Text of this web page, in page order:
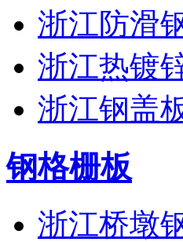
浙江防滑
浙江热镀
浙江钢盖
钢格栅板
浙江桥墩